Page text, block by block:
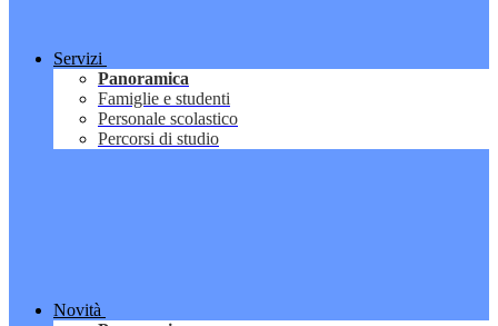
Servizi
Panoramica
Famiglie e studenti
Personale scolastico
Percorsi di studio
Novità